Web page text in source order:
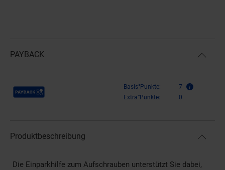
PAYBACK
Payback Punkte Basis°Punkte:
7
Extra°Punkte:
0
Produktbeschreibung
Die Einparkhilfe zum Aufschrauben unterstützt Sie dabei,